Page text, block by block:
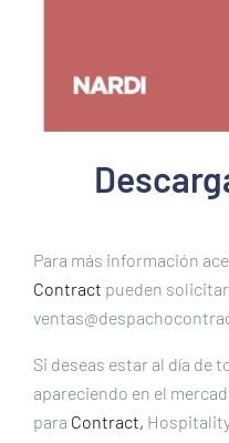
Para más información
Contract pueden
Si deseas estar al día de
apareciendo en el
para Contract,